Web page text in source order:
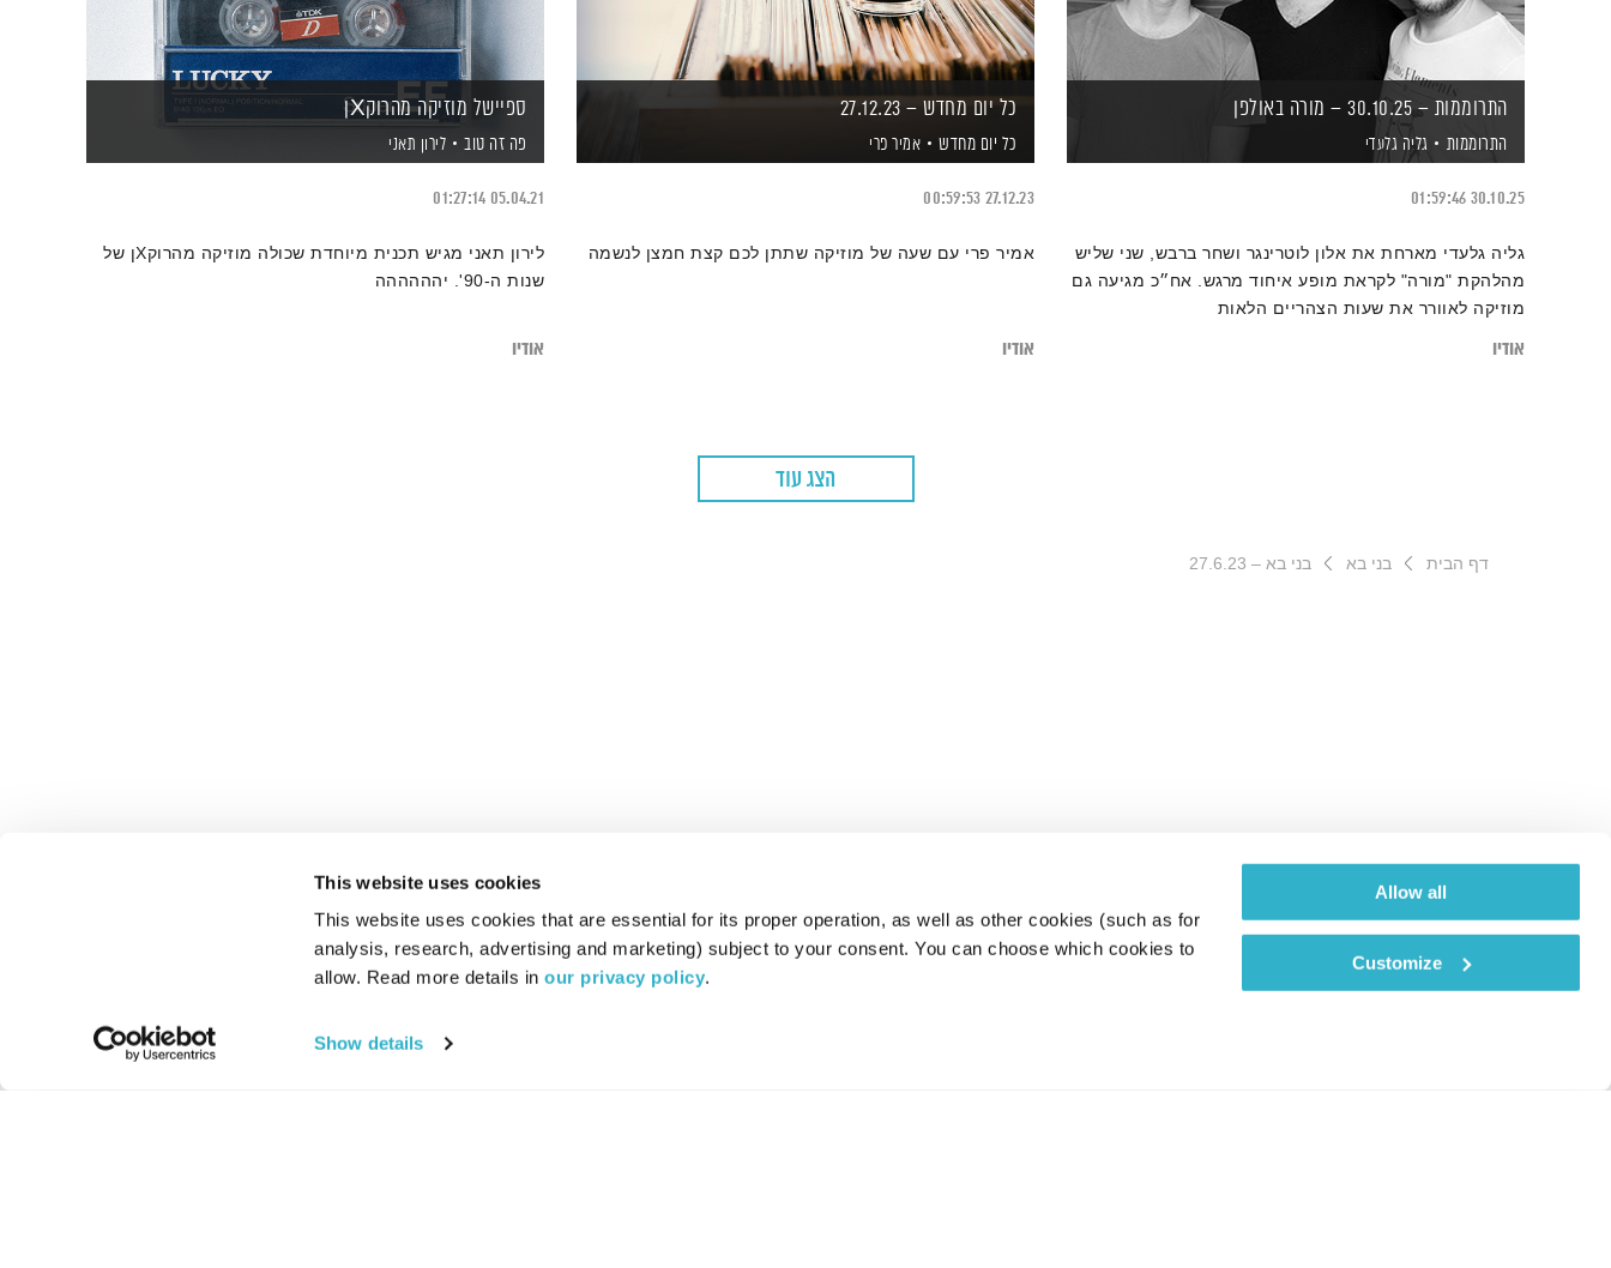
This website uses cookies
This website uses cookies that are essential for its proper operation, as well as other cookies (such as for
analysis, research, advertising and marketing) subject to your consent. You can choose which cookies to
allow. Read more details in our privacy policy.
Show details
Allow all
Customize
התרוממות – 30.10.25 – מורה באולפן
התרוממות גליה גלעדי
30.10.25
01:59:46
גליה גלעדי מארחת את אלון לוטרינגר ושחר ברבש, שני שליש
מהלהקת "מורה" לקראת מופע איחוד מרגש. אח״כ מגיעה גם
מוזיקה לאוורר את שעות הצהריים הלאות
אודיו
כל יום מחדש – 27.12.23
כל יום מחדש אמיר פרי
27.12.23
00:59:53
אמיר פרי עם שעה של מוזיקה שתתן לכם קצת חמצן לנשמה
אודיו
ספיישל מוזיקה מהרוקXן
פה זה טוב לירון תאני
05.04.21
01:27:14
לירון תאני מגיש תכנית מיוחדת שכולה מוזיקה מהרוקXן של
שנות ה-90'. יהההההה
אודיו
הצג עוד
דף הבית בני בא בני בא – 27.6.23